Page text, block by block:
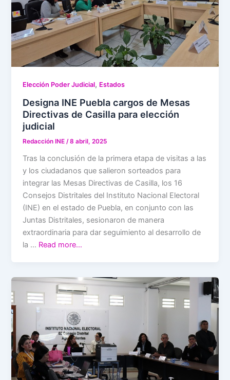
Elección Poder Judicial, Estados
Designa INE Puebla cargos de Mesas
Directivas de Casilla para elección
judicial
Redacción INE/8 abril, 2025
Tras la conclusión de la primera etapa de visitas a las
y los ciudadanos que salieron sorteados para
integrar las Mesas Directivas de Casilla, los 16
Consejos Distritales del Instituto Nacional Electoral
(INE) en el estado de Puebla, en conjunto con las
Juntas Distritales, sesionaron de manera
extraordinaria para dar seguimiento al desarrollo de
la … Read more…